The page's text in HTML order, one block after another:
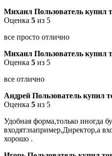
Михаил Пользователь купил
Оценка 5 из 5
все просто отлично
Михаил Пользователь купил
Оценка 5 из 5
все отлично
Андрей Пользователь купил
Оценка 5 из 5
Удобная форма,только иногда
входят:например,Директор,а
хорошо .